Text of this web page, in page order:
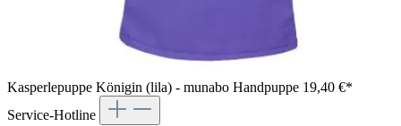
Kasperlepuppe Königin (lila) - munabo Handpuppe 19,40 €*
Service-Hotline